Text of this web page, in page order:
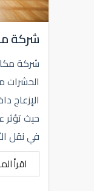
شركة
شركة
الحشرات
الإزعاج
حيث تؤثر
في نقل
اقرأ